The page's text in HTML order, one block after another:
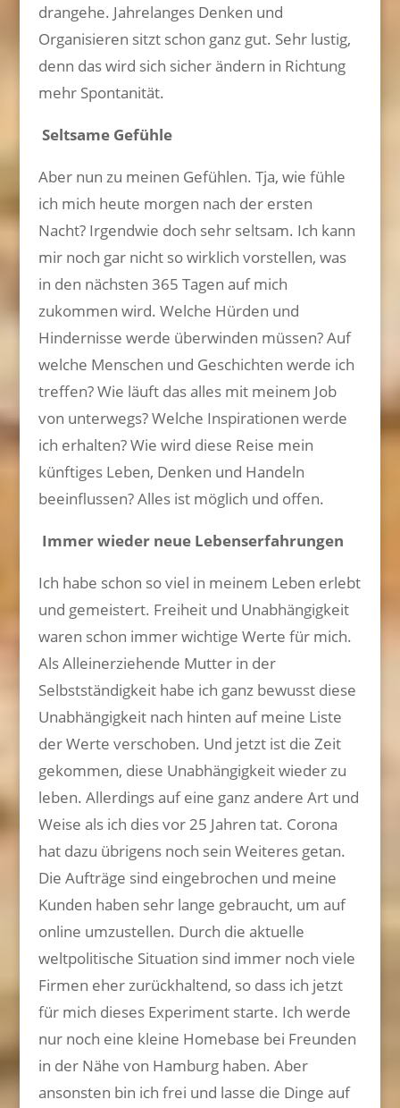
drangehe. Jahrelanges Denken und
Organisieren sitzt schon ganz gut. Sehr lustig,
denn das wird sich sicher ändern in Richtung
mehr Spontanität.
Seltsame Gefühle
Aber nun zu meinen Gefühlen. Tja, wie fühle
ich mich heute morgen nach der ersten
Nacht? Irgendwie doch sehr seltsam. Ich kann
mir noch gar nicht so wirklich vorstellen, was
in den nächsten 365 Tagen auf mich
zukommen wird. Welche Hürden und
Hindernisse werde überwinden müssen? Auf
welche Menschen und Geschichten werde ich
treffen? Wie läuft das alles mit meinem Job
von unterwegs? Welche Inspirationen werde
ich erhalten? Wie wird diese Reise mein
künftiges Leben, Denken und Handeln
beeinflussen? Alles ist möglich und offen.
Immer wieder neue Lebenserfahrungen
Ich habe schon so viel in meinem Leben erlebt
und gemeistert. Freiheit und Unabhängigkeit
waren schon immer wichtige Werte für mich.
Als Alleinerziehende Mutter in der
Selbstständigkeit habe ich ganz bewusst diese
Unabhängigkeit nach hinten auf meine Liste
der Werte verschoben. Und jetzt ist die Zeit
gekommen, diese Unabhängigkeit wieder zu
leben. Allerdings auf eine ganz andere Art und
Weise als ich dies vor 25 Jahren tat. Corona
hat dazu übrigens noch sein Weiteres getan.
Die Aufträge sind eingebrochen und meine
Kunden haben sehr lange gebraucht, um auf
online umzustellen. Durch die aktuelle
weltpolitische Situation sind immer noch viele
Firmen eher zurückhaltend, so dass ich jetzt
für mich dieses Experiment starte. Ich werde
nur noch eine kleine Homebase bei Freunden
in der Nähe von Hamburg haben. Aber
ansonsten bin ich frei und lasse die Dinge auf